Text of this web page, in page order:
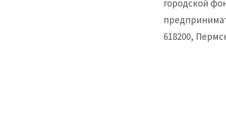
городской
618200,